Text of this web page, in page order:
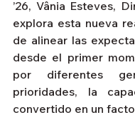
’26, Vânia Esteves,
explora esta nueva
de alinear las
desde el primer
por diferentes
prioridades, la
convertido en un